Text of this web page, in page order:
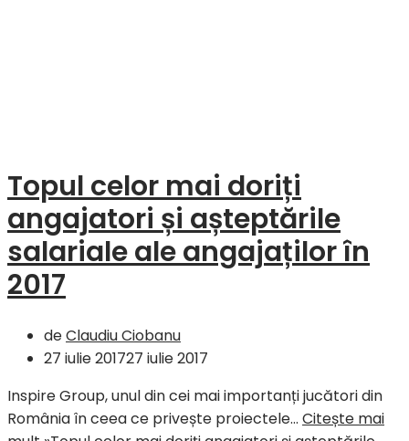
Topul celor mai doriți
angajatori și așteptările
salariale ale angajaților în
2017
deClaudiu Ciobanu
27 iulie 201727 iulie 2017
Inspire Group, unul din cei mai importanți jucători din
România în ceea ce privește proiectele… Citește mai